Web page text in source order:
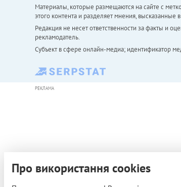
Материалы, которые размещаются на сайте с
этого контента и разделяет мнения, высказанные
Редакция не несет ответственности за факты и
рекламодатель.
Субъект в сфере онлайн-медиа; идентификатор
РЕКЛАМА
Про використання cookies